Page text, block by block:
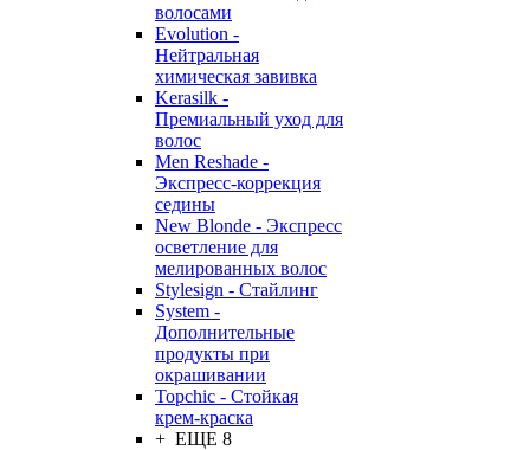
волосами
Evolution -
Нейтральная
химическая завивка
Kerasilk -
Премиальный уход для
волос
Men Reshade -
Экспресс-коррекция
седины
New Blonde - Экспресс
осветление для
мелированных волос
Stylesign - Стайлинг
System -
Дополнительные
продукты при
окрашивании
Topchic - Стойкая
крем-краска
+ ЕЩЕ 8